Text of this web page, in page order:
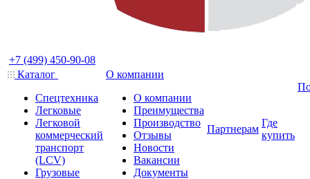
+7 (499) 450-90-08
Каталог
Спецтехника
Легковые
Легковой
коммерческий
транспорт
(LCV)
Грузовые
О компании
О компании
Преимущества
Производство
Отзывы
Новости
Вакансии
Документы
Партнерам
Где
купить